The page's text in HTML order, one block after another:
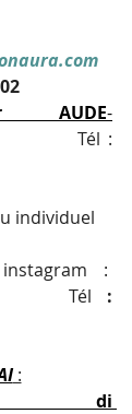
AUDE-
individuel
instagram :
Tél :
:
di